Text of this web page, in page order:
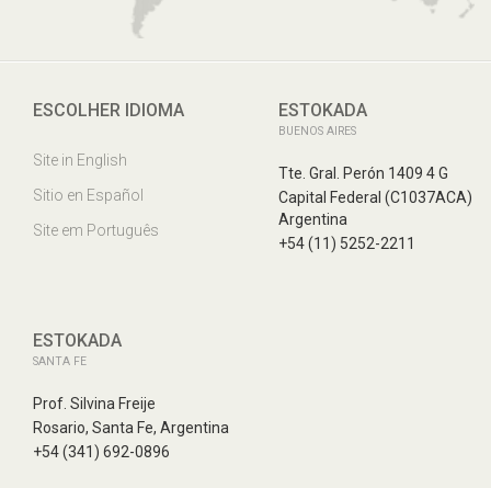
ESCOLHER IDIOMA
Site in English
Sitio en Español
Site em Português
ESTOKADA
BUENOS AIRES
Tte. Gral. Perón 1409 4 G
Capital Federal (C1037ACA)
Argentina
+54 (11) 5252-2211
ESTOKADA
SANTA FE
Prof. Silvina Freije
Rosario, Santa Fe, Argentina
+54 (341) 692-0896